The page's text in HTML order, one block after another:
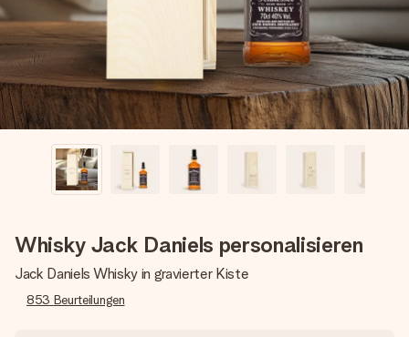
Whisky Jack Daniels personalisieren
Jack Daniels Whisky in gravierter Kiste
853 Beurteilungen